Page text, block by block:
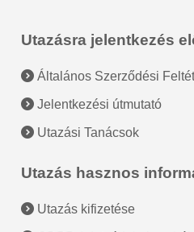
Utazásra jelentkezés
Általános Szerződési
Jelentkezési útmutató
Utazási Tanácsok
Utazás hasznos
Utazás kifizetése